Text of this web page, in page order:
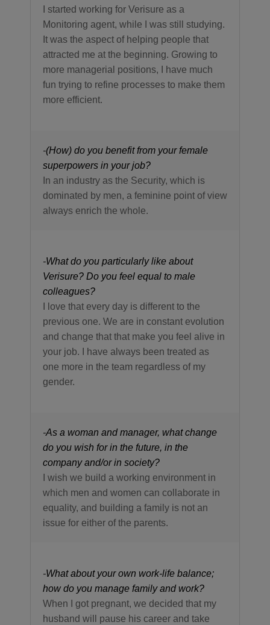
I started working for Verisure as a
Monitoring agent, while I was still studying.
It was the aspect of helping people that
attracted me at the beginning. Growing to
more managerial positions, I have much
fun trying to refine processes to make them
more efficient.
-(How) do you benefit from your female
superpowers in your job?
In an industry as the Security, which is
dominated by men, a feminine point of view
always enrich the whole.
-What do you particularly like about
Verisure? Do you feel equal to male
colleagues?
I love that every day is different to the
previous one. We are in constant evolution
and change that that make you feel alive in
your job. I have always been treated as
one more in the team regardless of my
gender.
-As a woman and manager, what change
do you wish for in the future, in the
company and/or in society?
I wish we build a working environment in
which men and women can collaborate in
equality, and building a family is not an
issue for either of the parents.
-What about your own work-life balance;
how do you manage family and work?
When I got pregnant, we decided that my
husband will pause his career and take